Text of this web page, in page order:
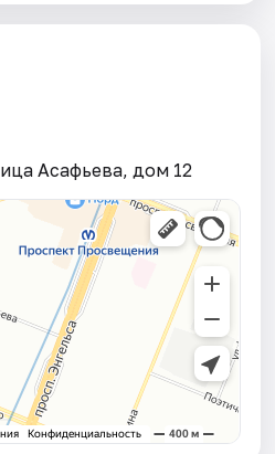
Асафьева, дом 12